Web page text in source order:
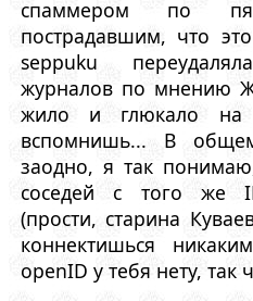
спаммером по
пострадавшим, что
seppuku
журналов по мнению
жило и глюкало
вспомнишь... В
заодно, я так
соседей с того же
(прости, старина
коннектишься
openID у тебя нету, так